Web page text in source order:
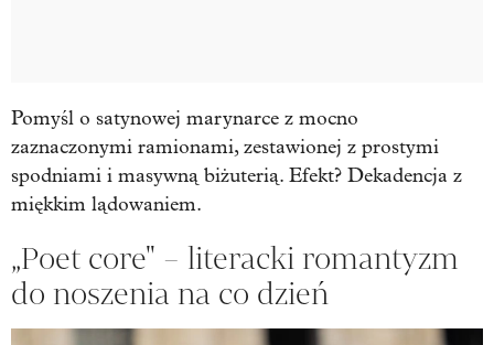
Pomyśl o satynowej marynarce z mocno
zaznaczonymi ramionami, zestawionej z prostymi
spodniami i masywną biżuterią. Efekt? Dekadencja z
miękkim lądowaniem.
„Poet core" – literacki romantyzm
do noszenia na co dzień